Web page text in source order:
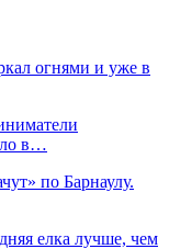
огнями и уже в
в…
по Барнаулу.
елка лучше, чем